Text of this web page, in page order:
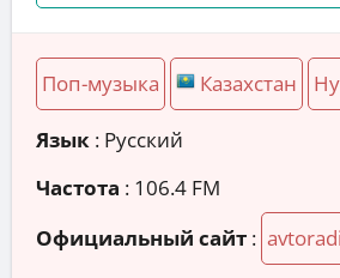
Поп-музыка Казахстан
Язык : Русский
Частота : 106.4 FM
Официальный сайт :